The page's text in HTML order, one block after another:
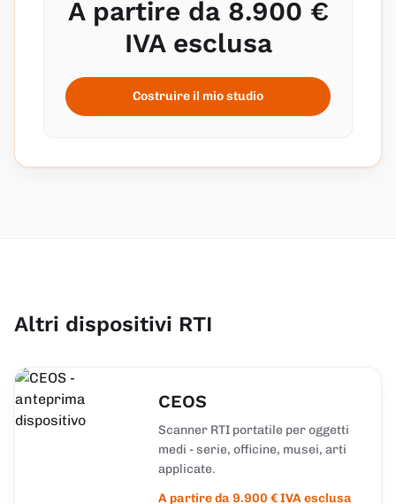
A partire da 8.900 €
IVA esclusa
Costruire il mio studio
Altri dispositivi RTI
CEOS
Scanner RTI portatile per oggetti
medi - serie, officine, musei, arti
applicate.
A partire da 9.900 € IVA esclusa